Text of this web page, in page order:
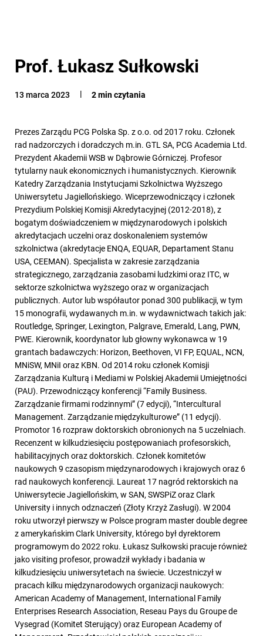
Prof. Łukasz Sułkowski
13 marca 2023 2 min czytania
Prezes Zarządu PCG Polska Sp. z o.o. od 2017 roku. Członek
rad nadzorczych i doradczych m.in. GTL SA, PCG Academia Ltd.
Prezydent Akademii WSB w Dąbrowie Górniczej. Profesor
tytularny nauk ekonomicznych i humanistycznych. Kierownik
Katedry Zarządzania Instytucjami Szkolnictwa Wyższego
Uniwersytetu Jagiellońskiego. Wiceprzewodniczący i członek
Prezydium Polskiej Komisji Akredytacyjnej (2012-2018), z
bogatym doświadczeniem w międzynarodowych i polskich
akredytacjach uczelni oraz doskonaleniem systemów
szkolnictwa (akredytacje ENQA, EQUAR, Departament Stanu
USA, CEEMAN). Specjalista w zakresie zarządzania
strategicznego, zarządzania zasobami ludzkimi oraz ITC, w
sektorze szkolnictwa wyższego oraz w organizacjach
publicznych. Autor lub współautor ponad 300 publikacji, w tym
15 monografii, wydawanych m.in. w wydawnictwach takich jak:
Routledge, Springer, Lexington, Palgrave, Emerald, Lang, PWN,
PWE. Kierownik, koordynator lub głowny wykonawca w 19
grantach badawczych: Horizon, Beethoven, VI FP, EQUAL, NCN,
MNiSW, MNiI oraz KBN. Od 2014 roku członek Komisji
Zarządzania Kulturą i Mediami w Polskiej Akademii Umiejętności
(PAU). Przewodniczący konferencji “Family Business.
Zarządzanie firmami rodzinnymi” (7 edycji), “Intercultural
Management. Zarządzanie międzykulturowe” (11 edycji).
Promotor 16 rozpraw doktorskich obronionych na 5 uczelniach.
Recenzent w kilkudziesięciu postępowaniach profesorskich,
habilitacyjnych oraz doktorskich. Członek komitetów
naukowych 9 czasopism międzynarodowych i krajowych oraz 6
rad naukowych konferencji. Laureat 17 nagród rektorskich na
Uniwersytecie Jagiellońskim, w SAN, SWSPiZ oraz Clark
University i innych odznaczeń (Złoty Krzyż Zasługi). W 2004
roku utworzył pierwszy w Polsce program master double degree
z amerykańskim Clark University, którego był dyrektorem
programowym do 2022 roku. Łukasz Sułkowski pracuje również
jako visiting profesor, prowadził wykłady i badania w
kilkudziesięciu uniwersytetach na świecie. Uczestniczył w
pracach kilku międzynarodowych organizacji naukowych:
American Academy of Management, International Family
Enterprises Research Association, Reseau Pays du Groupe de
Vysegrad (Komitet Sterujący) oraz European Academy of